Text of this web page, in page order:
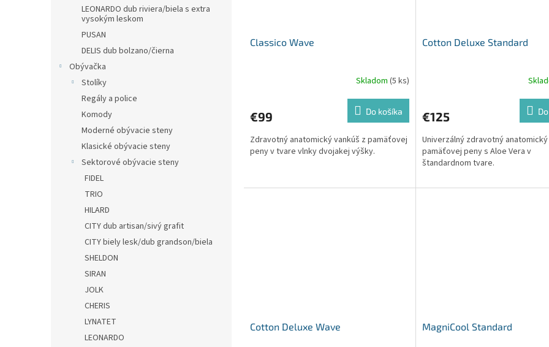
LEONARDO dub riviera/biela s extra
vysokým leskom
PUSAN
DELIS dub bolzano/čierna
Obývačka
Stolíky
Regály a police
Komody
Moderné obývacie steny
Klasické obývacie steny
Sektorové obývacie steny
FIDEL
TRIO
HILARD
CITY dub artisan/sivý grafit
CITY biely lesk/dub grandson/biela
SHELDON
SIRAN
JOLK
CHERIS
LYNATET
LEONARDO
Classico Wave
Skladom (5 ks)
€99 Do košíka
Zdravotný anatomický vankúš z pamäťovej
peny v tvare vlnky dvojakej výšky.
Cotton Deluxe Standard
€125
Univerzálný zdravotný
pamäťovej peny s Aloe Vera v
štandardnom tvare.
Cotton Deluxe Wave MagniCool Standard